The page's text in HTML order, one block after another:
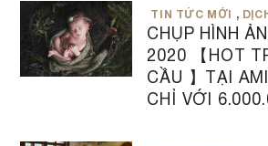
TIN TỨC MỚI ,
CHỤP HÌNH
2020 【HOT
CẦU 】TẠI
CHỈ VỚI